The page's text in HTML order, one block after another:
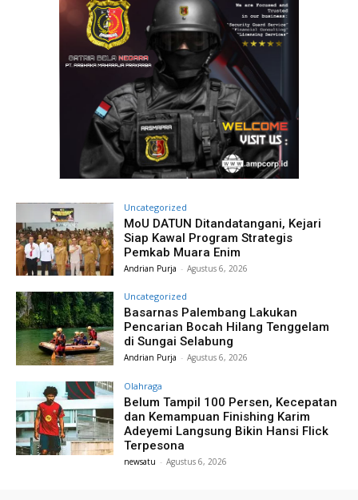
Uncategorized
MoU DATUN Ditandatangani, Kejari
Siap Kawal Program Strategis
Pemkab Muara Enim
Andrian Purja - Agustus 6, 2026
Uncategorized
Basarnas Palembang Lakukan
Pencarian Bocah Hilang Tenggelam
di Sungai Selabung
Andrian Purja - Agustus 6, 2026
Olahraga
Belum Tampil 100 Persen, Kecepatan
dan Kemampuan Finishing Karim
Adeyemi Langsung Bikin Hansi Flick
Terpesona
newsatu - Agustus 6, 2026